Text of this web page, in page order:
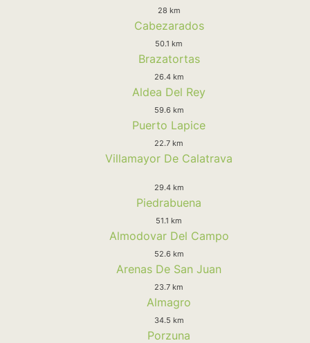
28 km
Cabezarados
50.1 km
Brazatortas
26.4 km
Aldea Del Rey
59.6 km
Puerto Lapice
22.7 km
Villamayor De Calatrava
29.4 km
Piedrabuena
51.1 km
Almodovar Del Campo
52.6 km
Arenas De San Juan
23.7 km
Almagro
34.5 km
Porzuna